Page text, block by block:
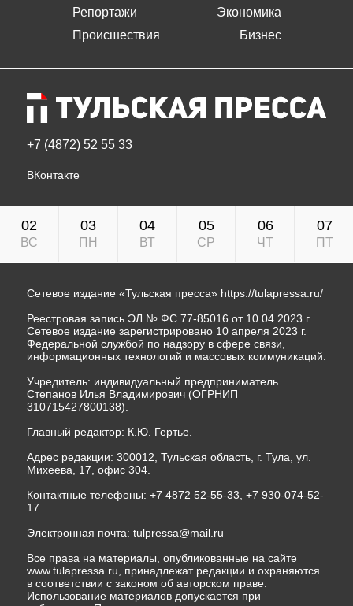
Репортажи
Происшествия
Экономика
Бизнес
+7 (4872) 52 55 33
ВКонтакте
02
ВС
03
ПН
04
ВТ
05
СР
06
ЧТ
07
ПТ
Сетевое издание «Тульская пресса» https://tulapressa.ru/
Реестровая запись ЭЛ № ФС 77-85016 от 10.04.2023 г.
Сетевое издание зарегистрировано 10 апреля 2023 г.
Федеральной службой по надзору в сфере связи,
информационных технологий и массовых коммуникаций.
Учредитель: индивидуальный предприниматель
Степанов Илья Владимирович (ОГРНИП
310715427800138).
Главный редактор: К.Ю. Гертье.
Адрес редакции: 300012, Тульская область, г. Тула, ул.
Михеева, 17, офис 304.
Контактные телефоны: +7 4872 52-55-33, +7 930-074-52-
17
Электронная почта: tulpressa@mail.ru
Все права на материалы, опубликованные на сайте
www.tulapressa.ru, принадлежат редакции и охраняются
в соответствии с законом об авторском праве.
Использование материалов допускается при